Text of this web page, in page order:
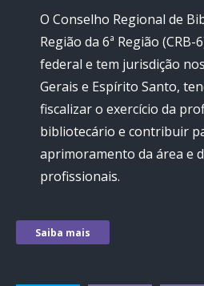
O Conselho Regional de
Região da 6ª Região
federal e tem jurisdição
Gerais e Espírito Santo,
fiscalizar o exercício da
bibliotecário e contribuir
aprimoramento da área e
profissionais.
Saiba mais